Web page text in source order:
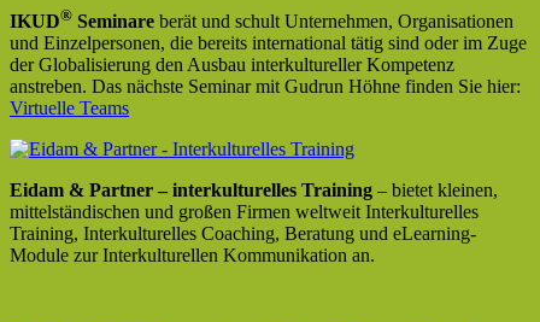
IKUD® Seminare berät und schult Unternehmen, Organisationen
und Einzelpersonen, die bereits international tätig sind oder im Zuge
der Globalisierung den Ausbau interkultureller Kompetenz
anstreben. Das nächste Seminar mit Gudrun Höhne finden Sie hier:
Virtuelle Teams
Eidam & Partner – interkulturelles Training – bietet kleinen,
mittelständischen und großen Firmen weltweit Interkulturelles
Training, Interkulturelles Coaching, Beratung und eLearning-
Module zur Interkulturellen Kommunikation an.